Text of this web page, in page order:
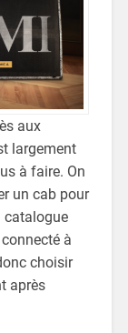
aux
largement
à faire. On
un cab pour
catalogue
à
choisir
après